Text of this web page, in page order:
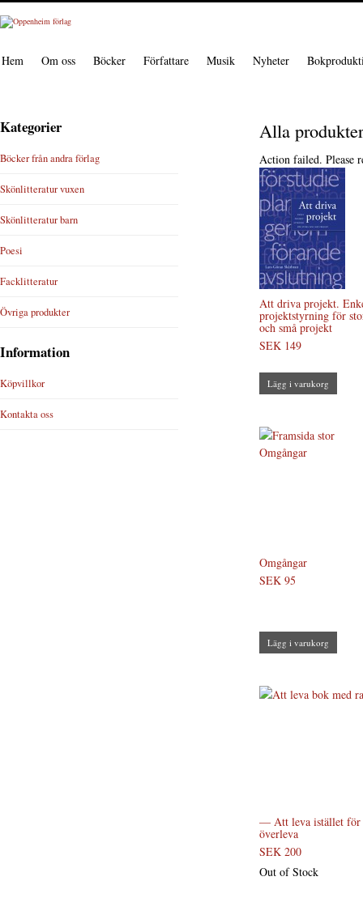
Hem Om oss Böcker Författare Musik Nyheter
Alla produkter
Action failed. Please
Att driva projekt.
projektstyrning för
och små projekt
SEK 149
Lägg i varukorg
Omgångar
SEK 95
Lägg i varukorg
— Att leva istället för
överleva
SEK 200
Out of Stock
Kategorier
Böcker från andra förlag
Skönlitteratur vuxen
Skönlitteratur barn
Poesi
Facklitteratur
Övriga produkter
Information
Köpvillkor
Kontakta oss